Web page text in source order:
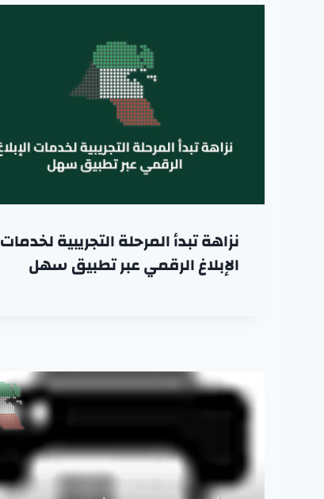
نزاهة تبدأ المرحلة التجريبية لخدمات
الإبلاغ الرقمي عبر تطبيق سهل